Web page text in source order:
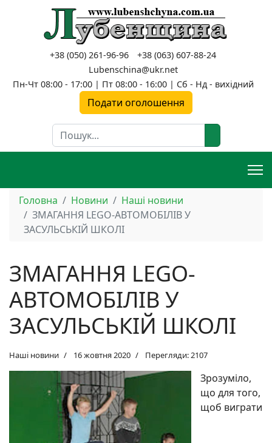
+38 (050) 261-96-96
+38 (063) 607-88-24
Lubenschina@ukr.net
Пн-Чт 08:00 - 17:00 | Пт 08:00 - 16:00 | Сб - Нд - вихідний
Подати оголошення
Пошук
Головна Новини
Наші новини
ЗМАГАННЯ LEGO-АВТОМОБІЛІВ У
ЗАСУЛЬСЬКІЙ ШКОЛІ
ЗМАГАННЯ LEGO-
АВТОМОБІЛІВ У
ЗАСУЛЬСЬКІЙ ШКОЛІ
Наші новини 16 жовтня 2020 Перегляди: 2107
Зрозуміло,
що для того,
щоб виграти